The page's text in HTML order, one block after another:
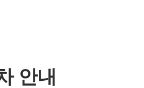
안내